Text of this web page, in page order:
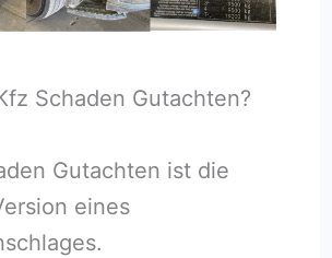
Schaden Gutachten?
Gutachten ist die
eines